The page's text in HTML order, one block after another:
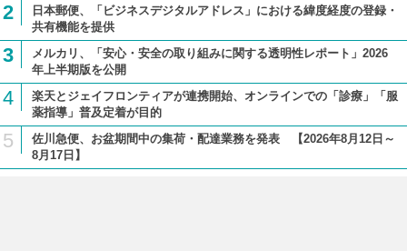
2
日本郵便、「ビジネスデジタルアドレス」における緯度経度の登録・
共有機能を提供
3
メルカリ、「安心・安全の取り組みに関する透明性レポート」2026
年上半期版を公開
4
楽天とジェイフロンティアが連携開始、オンラインでの「診療」「服
薬指導」普及定着が目的
5
佐川急便、お盆期間中の集荷・配達業務を発表 【2026年8月12日～
8月17日】